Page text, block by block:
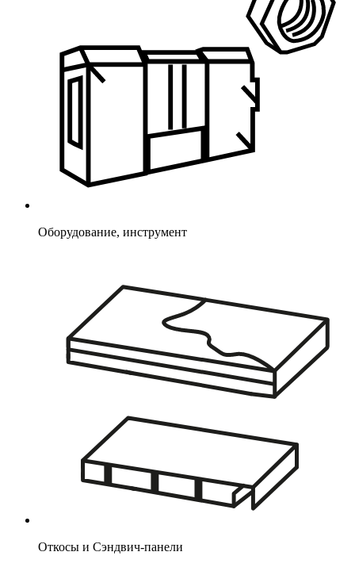
Оборудование, инструмент
Откосы и Сэндвич-панели